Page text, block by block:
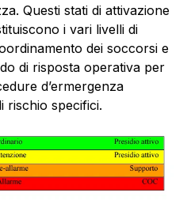
Questi stati di attivazione
i vari livelli di
dei soccorsi e
di risposta operativa per
d’ermergenza
rischio specifici.